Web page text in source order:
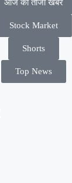
आज की ताजा खबर
Stock Market
Shorts
Top News